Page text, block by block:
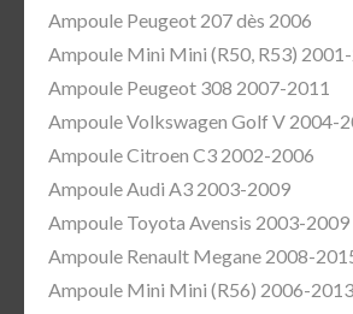
Ampoule Peugeot 207 dès 2006
Ampoule Mini Mini (R50, R53)
Ampoule Peugeot 308 2007-2011
Ampoule Volkswagen Golf V 2004-
Ampoule Citroen C3 2002-2006
Ampoule Audi A3 2003-2009
Ampoule Toyota Avensis 2003-2009
Ampoule Renault Megane 2008-
Ampoule Mini Mini (R56) 2006-2013